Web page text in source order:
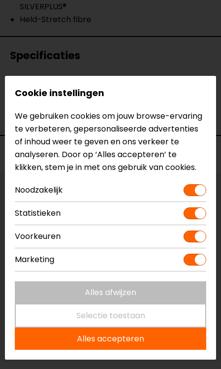
SILVERPLUS®
Held-Stretch fibre
Specificaties
Model
009862-00
Kleur
Zwart-Blauw
Voorraad
Maat:XS
Niet op voorraad
Vestiging Breda
Niet op voorraad
Vestiging Eindhoven
Beperkte voorraad
Niet op voorraad
Cookie instellingen
We gebruiken cookies om jouw browse-ervaring
te verbeteren, gepersonaliseerde advertenties
of inhoud weer te geven en ons verkeer te
analyseren. Door op ‘Alles accepteren’ te
klikken, stem je in met ons gebruik van cookies.
Noodzakelijk
Statistieken
Voorkeuren
Marketing
Alles afwijzen
Selectie toestaan
Alles accepteren